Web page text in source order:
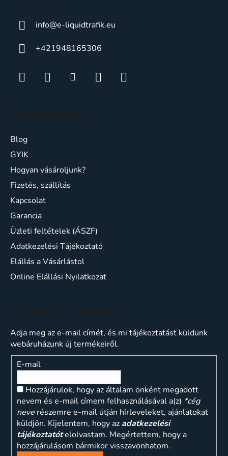
info@e-liquidtrafik.eu
+421948165306
Blog
GYIK
Hogyan vásároljunk?
Fizetés, szállítás
Kapcsolat
Garancia
Üzleti feltételek (ÁSZF)
Adatkezelési Tájékoztató
Elállás a Vásárlástol
Online Elállási Nyilatkozat
Adja meg az e-mail címét, és mi tájékoztatást küldünk
webáruházunk új termékeiről.
E-mail
Hozzájárulok, hogy az általam önként megadott
nevem és e-mail címem felhasználásával a(z) *cég
neve részemre e-mail útján hírleveleket, ajánlatokat
küldjön. Kijelentem, hogy az adatkezelési
tájékoztatótelolvastam. Megértettem, hogy a
hozzájárulásom bármikor visszavonhatom.